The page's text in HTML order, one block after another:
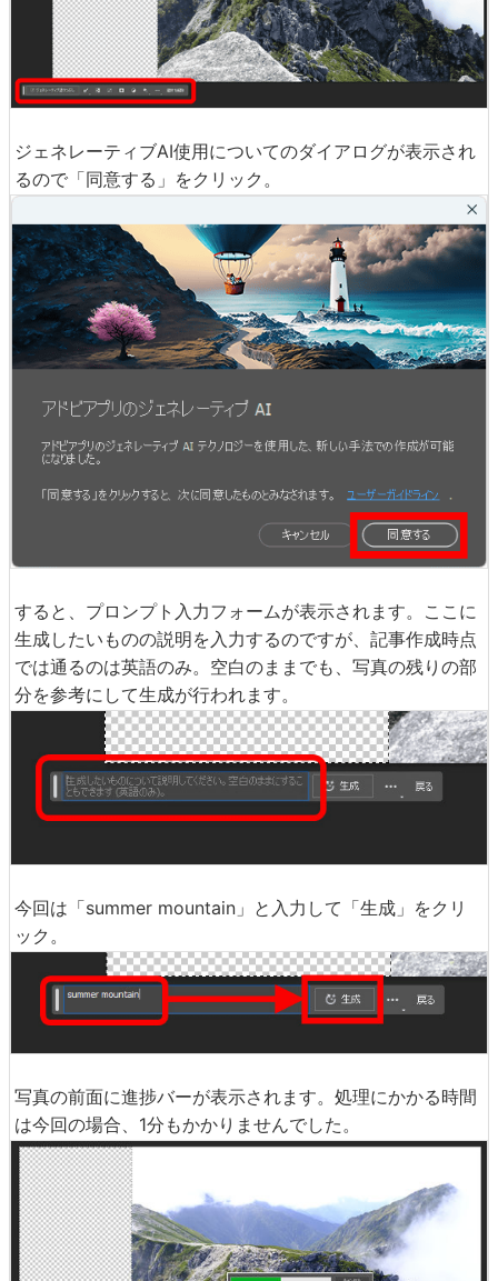
ジェネレーティブAI使用についてのダイアログが表示され
るので「同意する」をクリック。
すると、プロンプト入力フォームが表示されます。ここに
生成したいものの説明を入力するのですが、記事作成時点
では通るのは英語のみ。空白のままでも、写真の残りの部
分を参考にして生成が行われます。
今回は「summer mountain」と入力して「生成」をクリ
ック。
写真の前面に進捗バーが表示されます。処理にかかる時間
は今回の場合、1分もかかりませんでした。